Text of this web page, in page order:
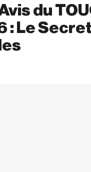
du
: Le